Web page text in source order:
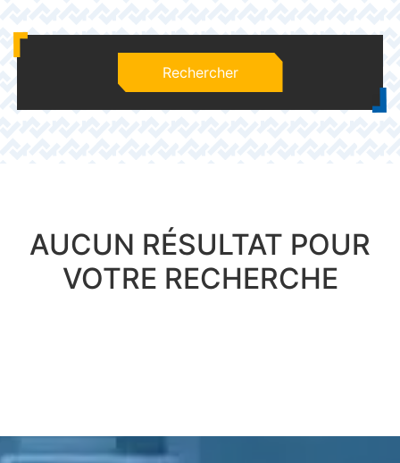
Rechercher
AUCUN RÉSULTAT POUR
VOTRE RECHERCHE